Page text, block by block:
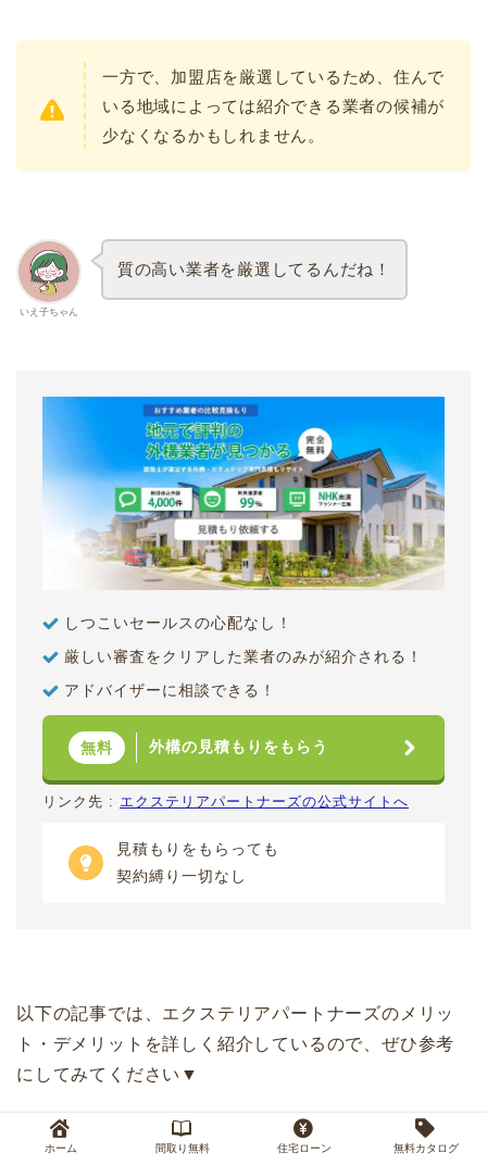
一方で、加盟店を厳選しているため、住んで
いる地域によっては紹介できる業者の候補が
少なくなるかもしれません。
いえ子ちゃん
質の高い業者を厳選してるんだね！
しつこいセールスの心配なし！
厳しい審査をクリアした業者のみが紹介される！
アドバイザーに相談できる！
無料 外構の見積もりをもらう
リンク先 : エクステリアパートナーズの公式サイトへ
見積もりをもらっても
契約縛り一切なし
以下の記事では、エクステリアパートナーズのメリッ
ト・デメリットを詳しく紹介しているので、ぜひ参考
にしてみてください▼
ホーム 間取り無料 住宅ローン 無料カタログ